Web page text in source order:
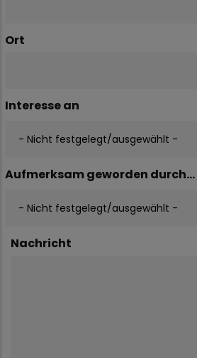
Ort
Interesse an
Aufmerksam geworden durch...
Nachricht